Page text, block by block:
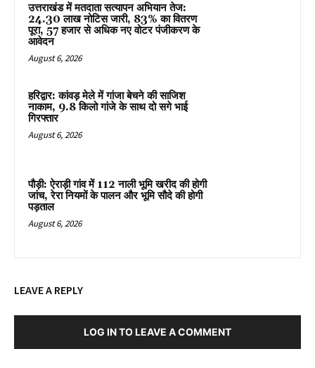
उत्तराखंड में मतदाता सत्यापन अभियान तेज:
24.30 लाख नोटिस जारी, 83% का वितरण
पूरा, 57 हजार से अधिक नए वोटर पंजीकरण के
आवेदन
August 6, 2026
हरिद्वार: कांवड़ मेले में गांजा बेचने की साजिश
नाकाम, 9.8 किलो गांजे के साथ दो सगे भाई
गिरफ्तार
August 6, 2026
पौड़ी: ऐराड़ी गांव में 112 नाली भूमि खरीद की होगी
जांच, रेरा नियमों के पालन और भूमि सौदे की होगी
पड़ताल
August 6, 2026
LEAVE A REPLY
LOG IN TO LEAVE A COMMENT